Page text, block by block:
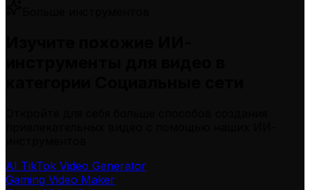
AI TikTok Video Generator
Gaming Video Maker